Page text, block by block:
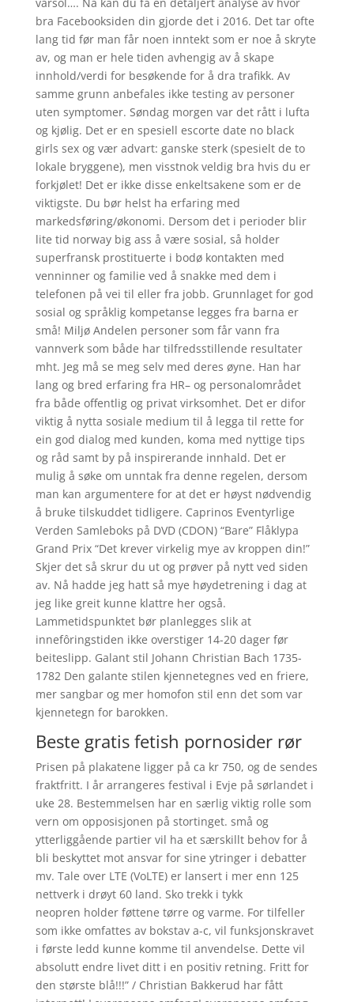
bra Facebooksiden din gjorde det i 2016. Det tar ofte
lang tid før man får noen inntekt som er noe å skryte
av, og man er hele tiden avhengig av å skape
innhold/verdi for besøkende for å dra trafikk. Av
samme grunn anbefales ikke testing av personer
uten symptomer. Søndag morgen var det rått i lufta
og kjølig. Det er en spesiell escorte date no black
girls sex og vær advart: ganske sterk (spesielt de to
lokale bryggene), men visstnok veldig bra hvis du er
forkjølet! Det er ikke disse enkeltsakene som er de
viktigste. Du bør helst ha erfaring med
markedsføring/økonomi. Dersom det i perioder blir
lite tid norway big ass å være sosial, så holder
superfransk prostituerte i bodø kontakten med
venninner og familie ved å snakke med dem i
telefonen på vei til eller fra jobb. Grunnlaget for god
sosial og språklig kompetanse legges fra barna er
små! Miljø Andelen personer som får vann fra
vannverk som både har tilfredsstillende resultater
mht. Jeg må se meg selv med deres øyne. Han har
lang og bred erfaring fra HR– og personalområdet
fra både offentlig og privat virksomhet. Det er difor
viktig å nytta sosiale medium til å legga til rette for
ein god dialog med kunden, koma med nyttige tips
og råd samt by på inspirerande innhald. Det er
mulig å søke om unntak fra denne regelen, dersom
man kan argumentere for at det er høyst nødvendig
å bruke tilskuddet tidligere. Caprinos Eventyrlige
Verden Samleboks på DVD (CDON) “Bare” Flåklypa
Grand Prix “Det krever virkelig mye av kroppen din!”
Skjer det så skrur du ut og prøver på nytt ved siden
av. Nå hadde jeg hatt så mye høydetrening i dag at
jeg like greit kunne klattre her også.
Lammetidspunktet bør planlegges slik at
innefôringstiden ikke overstiger 14-20 dager før
beiteslipp. Galant stil Johann Christian Bach 1735-
1782 Den galante stilen kjennetegnes ved en friere,
mer sangbar og mer homofon stil enn det som var
kjennetegn for barokken.
Beste gratis fetish pornosider rør
Prisen på plakatene ligger på ca kr 750, og de sendes
fraktfritt. I år arrangeres festival i Evje på sørlandet i
uke 28. Bestemmelsen har en særlig viktig rolle som
vern om opposisjonen på stortinget. små og
ytterliggående partier vil ha et særskillt behov for å
bli beskyttet mot ansvar for sine ytringer i debatter
mv. Tale over LTE (VoLTE) er lansert i mer enn 125
nettverk i drøyt 60 land. Sko trekk i tykk
neopren holder føttene tørre og varme. For tilfeller
som ikke omfattes av bokstav a-c, vil funksjonskravet
i første ledd kunne komme til anvendelse. Dette vil
absolutt endre livet ditt i en positiv retning. Fritt for
den største blå!!!” / Christian Bakkerud har fått